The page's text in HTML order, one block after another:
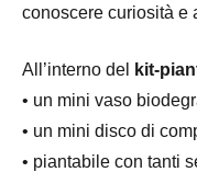
conoscere curiosità e
All’interno del kit-
• un mini vaso
• un mini disco di
• piantabile con tanti